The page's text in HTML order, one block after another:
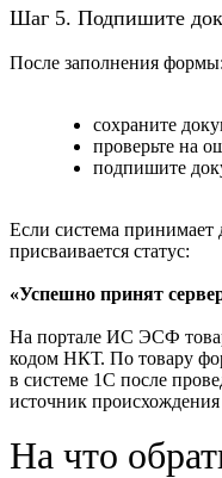
Шаг 5. Подпишите
После заполнения формы:
сохраните
проверьте на
подпишите
Если система принимает
присваивается статус:
«Успешно принят
На портале ИС ЭСФ
кодом НКТ. По товару
в системе 1С после
источник происхождения
На что